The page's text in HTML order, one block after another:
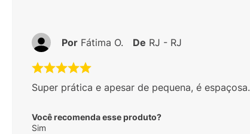
Super prática e apesar de pequena, é espaçosa.
Você recomenda esse produto?
Sim
Por Fátima O. De RJ - RJ